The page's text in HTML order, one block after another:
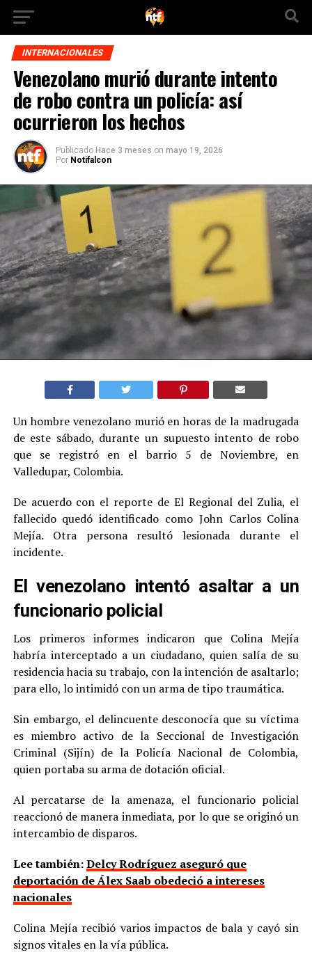
INTERNACIONALES
Venezolano murió durante intento
de robo contra un policía: así
ocurrieron los hechos
Publicado Hace 3 meses on mayo 19, 2026
Por Notifalcon
Un hombre venezolano murió en horas de la madrugada
de este sábado, durante un supuesto intento de robo
que se registró en el barrio 5 de Noviembre, en
Valledupar, Colombia.
De acuerdo con el reporte de El Regional del Zulia, el
fallecido quedó identificado como John Carlos Colina
Mejía. Otra persona resultó lesionada durante el
incidente.
El venezolano intentó asaltar a un
funcionario policial
Los primeros informes indicaron que Colina Mejía
habría interceptado a un ciudadano, quien salía de su
residencia hacia su trabajo, con la intención de asaltarlo;
para ello, lo intimidó con un arma de tipo traumática.
Sin embargo, el delincuente desconocía que su víctima
es miembro activo de la Seccional de Investigación
Criminal (Sijín) de la Policía Nacional de Colombia,
quien portaba su arma de dotación oficial.
Al percatarse de la amenaza, el funcionario policial
reaccionó de manera inmediata, por lo que se originó un
intercambio de disparos.
Lee también:Delcy Rodríguez aseguró que
deportación de Álex Saab obedeció a intereses
nacionales
Colina Mejía recibió varios impactos de bala y cayó sin
signos vitales en la vía pública.